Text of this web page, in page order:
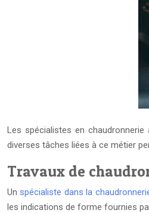
Les spécialistes en
diverses tâches liées à ce métier
Travaux de
Un spécialiste dans la
les indications de forme fournies